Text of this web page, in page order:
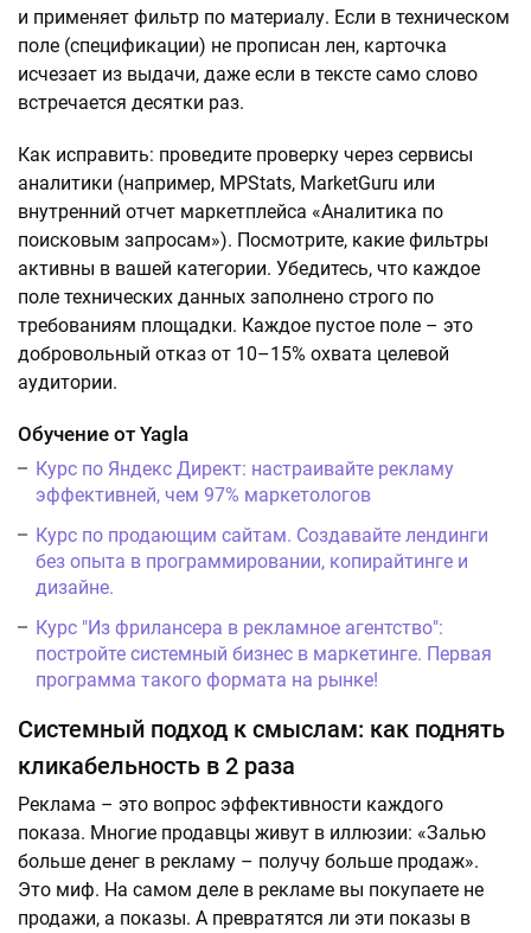
и применяет фильтр по материалу. Если в техническом
поле (спецификации) не прописан лен, карточка
исчезает из выдачи, даже если в тексте само слово
встречается десятки раз.
Как исправить: проведите проверку через сервисы
аналитики (например, MPStats, MarketGuru или
внутренний отчет маркетплейса «Аналитика по
поисковым запросам»). Посмотрите, какие фильтры
активны в вашей категории. Убедитесь, что каждое
поле технических данных заполнено строго по
требованиям площадки. Каждое пустое поле – это
добровольный отказ от 10–15% охвата целевой
аудитории.
Обучение от Yagla
Курс по Яндекс Директ: настраивайте рекламу
эффективней, чем 97% маркетологов
Курс по продающим сайтам. Создавайте лендинги
без опыта в программировании, копирайтинге и
дизайне.
Курс "Из фрилансера в рекламное агентство":
постройте системный бизнес в маркетинге. Первая
программа такого формата на рынке!
Системный подход к смыслам: как поднять
кликабельность в 2 раза
Реклама – это вопрос эффективности каждого
показа. Многие продавцы живут в иллюзии: «Залью
больше денег в рекламу – получу больше продаж».
Это миф. На самом деле в рекламе вы покупаете не
продажи, а показы. А превратятся ли эти показы в